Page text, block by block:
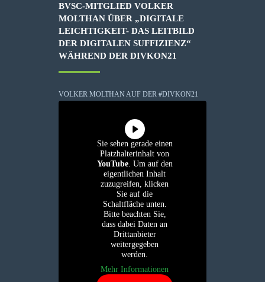
BVSC-MITGLIED VOLKER
MOLTHAN ÜBER „DIGITALE
LEICHTIGKEIT- DAS LEITBILD
DER DIGITALEN SUFFIZIENZ“
WÄHREND DER DIVKON21
VOLKER MOLTHAN AUF DER #DIVKON21
Sie sehen gerade einen
Platzhalterinhalt von
YouTube. Um auf den
eigentlichen Inhalt
zuzugreifen, klicken
Sie auf die
Schaltfläche unten.
Bitte beachten Sie,
dass dabei Daten an
Drittanbieter
weitergegeben
werden.
Mehr Informationen